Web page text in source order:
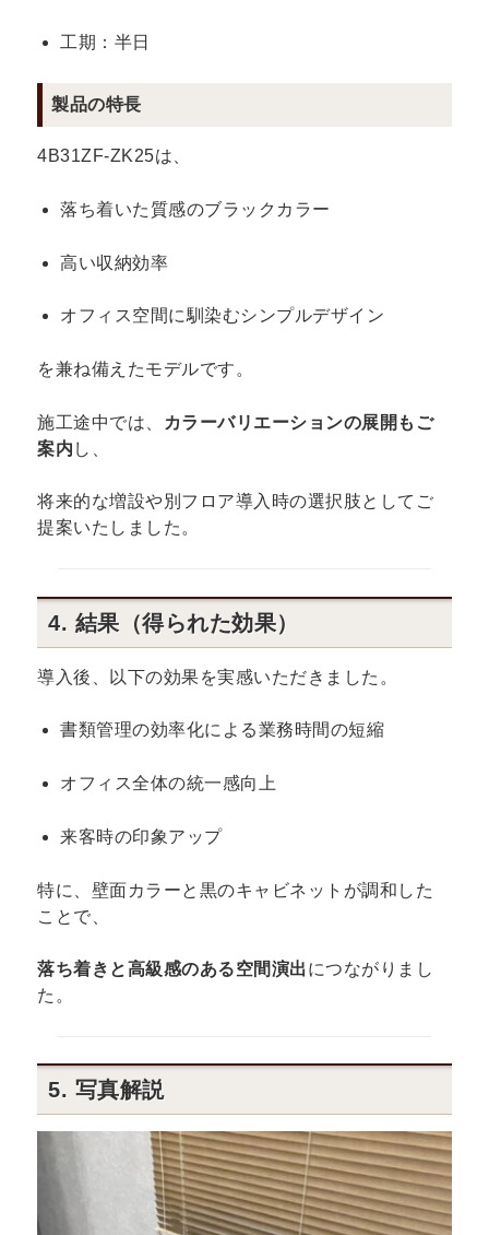
工期：半日
製品の特長
4B31ZF-ZK25は、
落ち着いた質感のブラックカラー
高い収納効率
オフィス空間に馴染むシンプルデザイン
を兼ね備えたモデルです。
施工途中では、
カラーバリエーションの展開もご
案内 し、
将来的な増設や別フロア導入時の選択肢としてご
提案いたしました。
4. 結果（得られた効果）
導入後、以下の効果を実感いただきました。
書類管理の効率化による業務時間の短縮
オフィス全体の統一感向上
来客時の印象アップ
特に、壁面カラーと黒のキャビネットが調和した
ことで、
落ち着きと高級感のある空間演出 につながりまし
た。
5. 写真解説